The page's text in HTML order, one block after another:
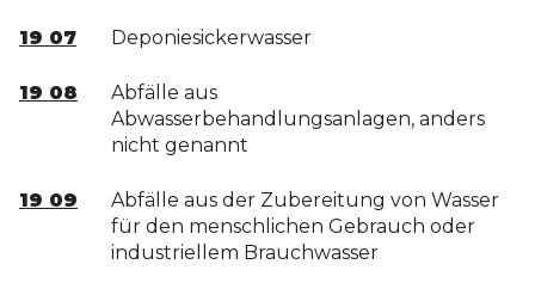
19 07 Deponiesickerwasser
19 08
Abfälle aus
Abwasserbehandlungsanlagen, anders
nicht genannt
19 09
Abfälle aus der Zubereitung von Wasser
für den menschlichen Gebrauch oder
industriellem Brauchwasser